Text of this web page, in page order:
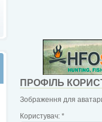
ПРОФІЛЬ
Зображення для
Користувач: *